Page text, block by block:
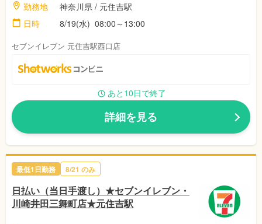
勤務地
神奈川県 / 元住吉駅
日時
8/19(水) 08:00～13:00
セブンイレブン 元住吉駅西口店
あと10日で終了
詳細を見る
最低1日勤務 8/21 のみ
日払い（当日手渡し）★セブンイレブン・
川崎井田三舞町店★元住吉駅